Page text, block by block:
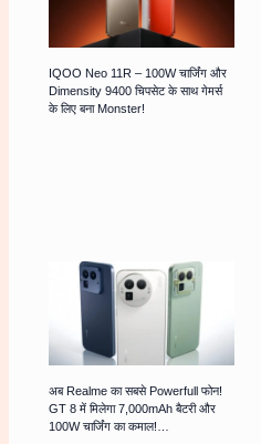
IQOO Neo 11R – 100W चार्जिंग और
Dimensity 9400 चिपसेट के साथ गेमर्स
के लिए बना Monster!
अब Realme का सबसे Powerfull फोन!
GT 8 में मिलेगा 7,000mAh बैटरी और
100W चार्जिंग का कमाल!…